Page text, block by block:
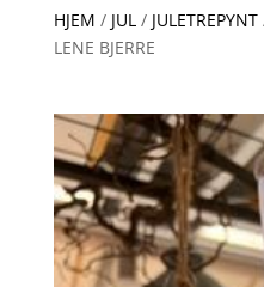
HJEM / JUL/ JULETREPYNT
LENE BJERRE